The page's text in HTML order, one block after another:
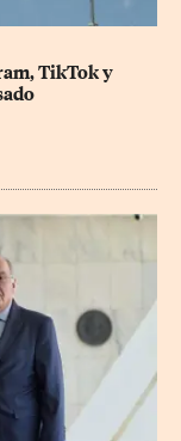
TikTok y